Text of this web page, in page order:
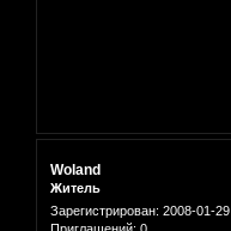
Woland
Житель
Зарегистрирован: 2008-01-29